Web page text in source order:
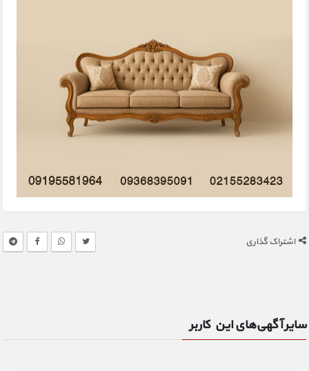
اشتراک گذاری
سایر آگهی‌های این کاربر